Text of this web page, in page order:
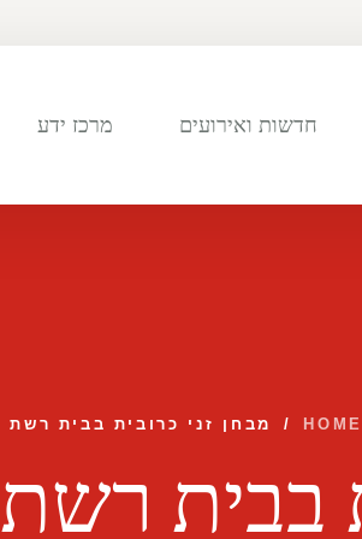
חדשות ואירועים מרכז ידע
HOME
/ מבחן זני כרובית בבית רשת 50 מש קיץ 2018
50 מש קיץ 2018